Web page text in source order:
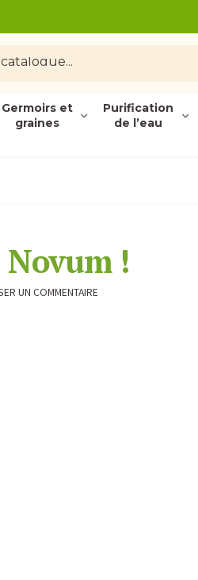
Germoirs et
graines
Purification
de l’eau
!
UN COMMENTAIRE